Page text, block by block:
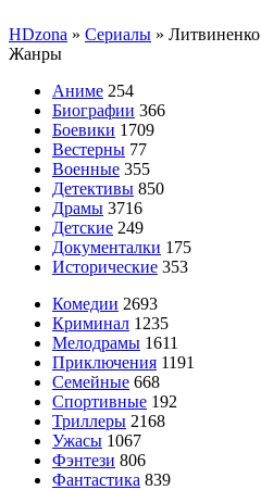
HDzona » Сериалы » Литвиненко
Жанры
Аниме 254
Биографии 366
Боевики 1709
Вестерны 77
Военные 355
Детективы 850
Драмы 3716
Детские 249
Документалки 175
Исторические 353
Комедии 2693
Криминал 1235
Мелодрамы 1611
Приключения 1191
Семейные 668
Спортивные 192
Триллеры 2168
Ужасы 1067
Фэнтези 806
Фантастика 839